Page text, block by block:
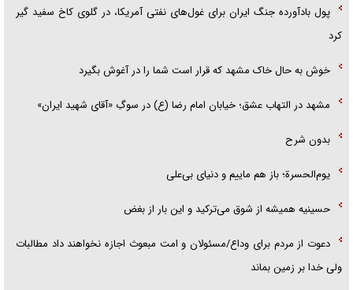
پول بادآورده جنگ ایران برای غول‌های نفتی آمریکا، در گلوی کاخ سفید گیر
کرد
خوش به حال خاک مشهد که قرار است شما را در آغوش بگیرد
مشهد در التهاب عشق؛ خیابان امام رضا (ع) در سوگِ «آقای شهید ایران»
بدون شرح
یوم‌الحسرة؛ باز هم ماییم و دنیای بی‌علی
حسینیه همیشه از شوق می‌ترکید و این بار از بغض
دعوت از مردم برای وداع/مسئولان و امت مبعوث اجازه نخواهند داد مطالبات
ولی خدا بر زمین بماند